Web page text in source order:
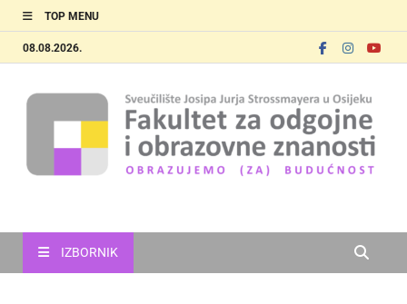
TOP MENU
08.08.2026.
IZBORNIK